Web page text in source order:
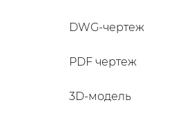
DWG-чертеж
PDF чертеж
3D-модель